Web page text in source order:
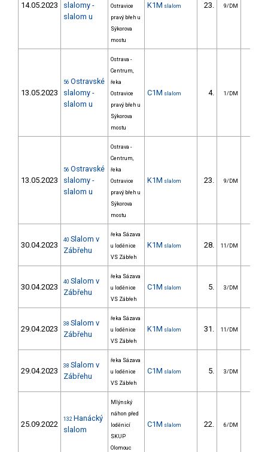
14.05.2023
slalomy -
slalom u
Ostravice
pravý břeh u
Sýkorova
mostu
K1M slalom 23. 9/DM
13.05.2023
56 Ostravské
slalomy -
slalom u
Ostrava -
Centrum,
řeka
Ostravice
pravý břeh u
Sýkorova
mostu
C1M slalom 4. 1/DM
13.05.2023
56 Ostravské
slalomy -
slalom u
Ostrava -
Centrum,
řeka
Ostravice
pravý břeh u
Sýkorova
mostu
K1M slalom 23. 9/DM
30.04.2023
40 Slalom v
Zábřehu
řeka Sázava
u loděnice
VS Zábřeh
K1M slalom 28. 11/DM
30.04.2023
40 Slalom v
Zábřehu
řeka Sázava
u loděnice
VS Zábřeh
C1M slalom 5. 3/DM
29.04.2023
38 Slalom v
Zábřehu
řeka Sázava
u loděnice
VS Zábřeh
K1M slalom 31. 11/DM
29.04.2023
38 Slalom v
Zábřehu
řeka Sázava
u loděnice
VS Zábřeh
C1M slalom 5. 3/DM
25.09.2022
132 Hanácký
slalom
Mlýnský
náhon před
loděnicí
SKUP
Olomouc
C1M slalom 22. 6/DM